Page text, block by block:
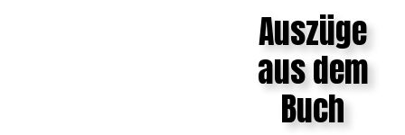
Auszüge
aus dem
Buch